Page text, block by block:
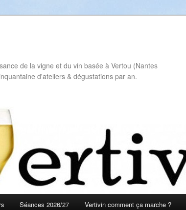
de la vigne et du vin basée à Vertou (Nantes
d'ateliers & dégustations par an.
Séances 2026/27 Vertivin comment ça marche ?